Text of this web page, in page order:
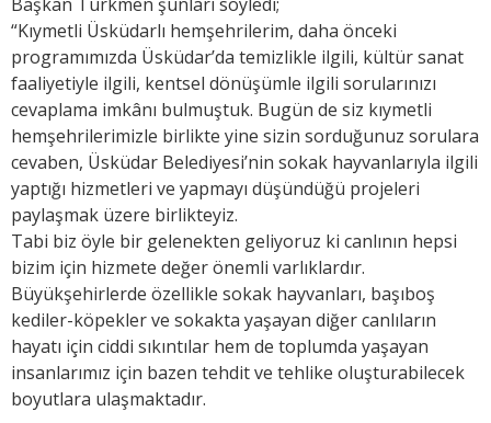
“Kıymetli Üsküdarlı hemşehrilerim, daha önceki
programımızda Üsküdar’da temizlikle ilgili, kültür sanat
faaliyetiyle ilgili, kentsel dönüşümle ilgili sorularınızı
cevaplama imkânı bulmuştuk. Bugün de siz kıymetli
hemşehrilerimizle birlikte yine sizin sorduğunuz sorulara
cevaben, Üsküdar Belediyesi’nin sokak hayvanlarıyla ilgili
yaptığı hizmetleri ve yapmayı düşündüğü projeleri
paylaşmak üzere birlikteyiz.
Tabi biz öyle bir gelenekten geliyoruz ki canlının hepsi
bizim için hizmete değer önemli varlıklardır.
Büyükşehirlerde özellikle sokak hayvanları, başıboş
kediler-köpekler ve sokakta yaşayan diğer canlıların
hayatı için ciddi sıkıntılar hem de toplumda yaşayan
insanlarımız için bazen tehdit ve tehlike oluşturabilecek
boyutlara ulaşmaktadır.